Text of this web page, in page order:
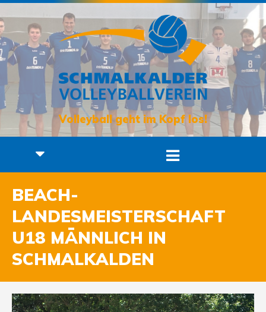
Volleyball geht im Kopf los!
BEACH-
LANDESMEISTERSCHAFT
U18 MÄNNLICH IN
SCHMALKALDEN